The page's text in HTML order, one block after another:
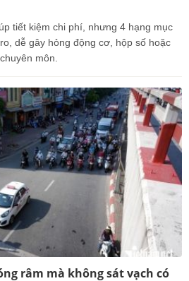
tiết kiệm chi phí, nhưng 4 hạng mục
dễ gây hỏng động cơ, hộp số hoặc
môn.
râm mà không sát vạch có